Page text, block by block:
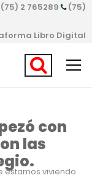
(75) 2 765289
(75)
Libro Digital
con
las
estamos viviendo